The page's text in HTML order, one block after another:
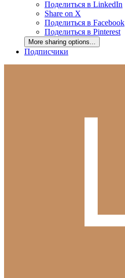
Поделиться в LinkedIn
Share on X
Поделиться в Facebook
Поделиться в Pinterest
More sharing options...
Подписчики